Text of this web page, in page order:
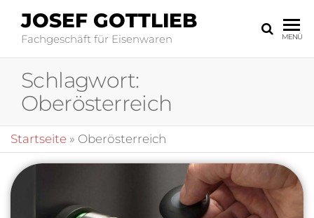
JOSEF GOTTLIEB
Fachgeschäft für Eisenwaren MENÜ
Schlagwort:
Oberösterreich
Startseite » Oberösterreich